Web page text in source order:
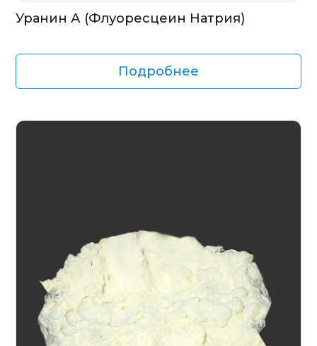
Уранин А (Флуоресцеин Натрия)
Подробнее